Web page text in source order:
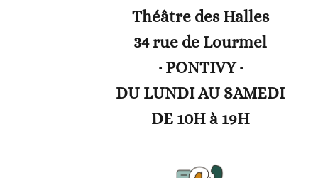
Théâtre des Halles
34 rue de Lourmel
· PONTIVY ·
DU LUNDI AU SAMEDI
DE 10H à 19H